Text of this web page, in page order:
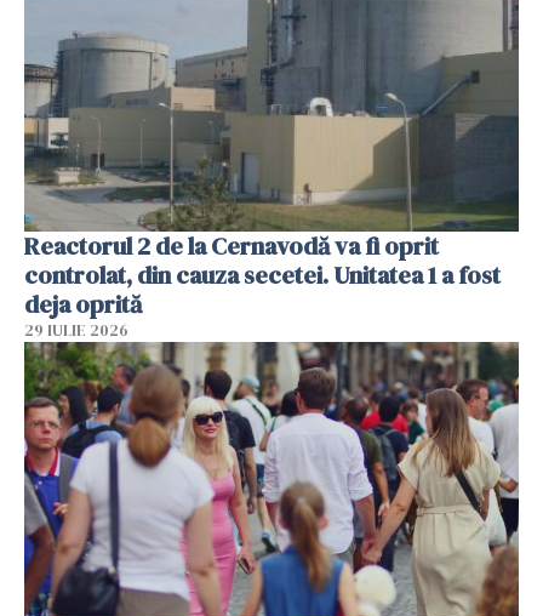
Reactorul 2 de la Cernavodă va fi oprit
controlat, din cauza secetei. Unitatea 1 a fost
deja oprită
29 IULIE 2026